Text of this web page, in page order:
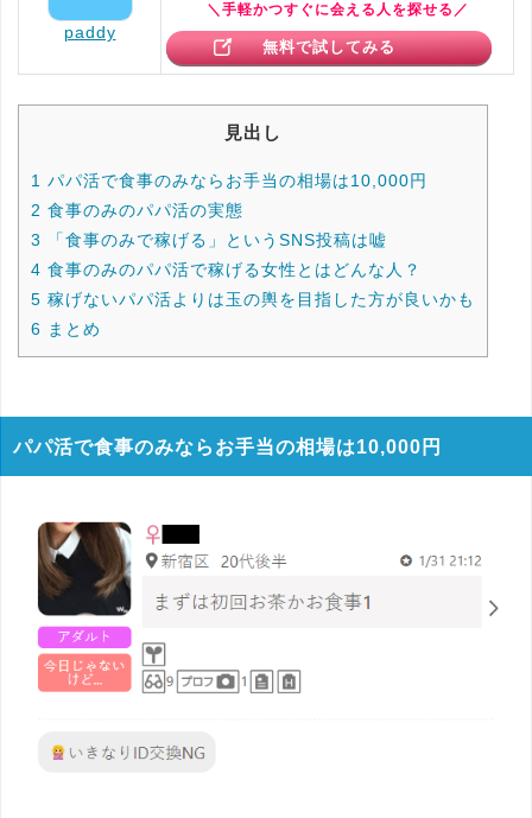
paddy
＼手軽かつすぐに会える人を探せる／
無料で試してみる
見出し
1 パパ活で食事のみならお手当の相場は10,000円
2 食事のみのパパ活の実態
3
「食事のみで稼げる」というSNS投稿は嘘
4 食事のみのパパ活で稼げる女性とはどんな人？
5 稼げないパパ活よりは玉の輿を目指した方が良いかも
6 まとめ
パパ活で食事のみならお手当の相場は10,000円